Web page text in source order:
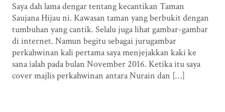
Saya dah lama dengar tentang kecantikan Taman
Saujana Hijau ni. Kawasan taman yang berbukit dengan
tumbuhan yang cantik. Selalu juga lihat gambar-gambar
di internet. Namun begitu sebagai jurugambar
perkahwinan kali pertama saya menjejakkan kaki ke
sana ialah pada bulan November 2016. Ketika itu saya
cover majlis perkahwinan antara Nurain dan […]